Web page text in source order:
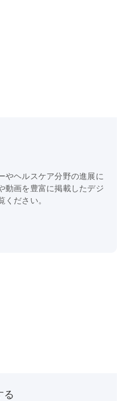
やヘルスケア分野の進展に
動画を豊富に掲載したデジ
ださい。
る